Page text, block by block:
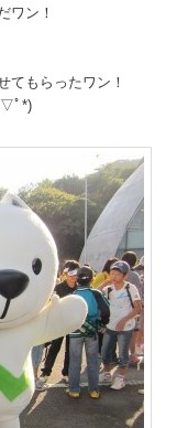
ワン！
てもらったワン！
▽ﾟ*)